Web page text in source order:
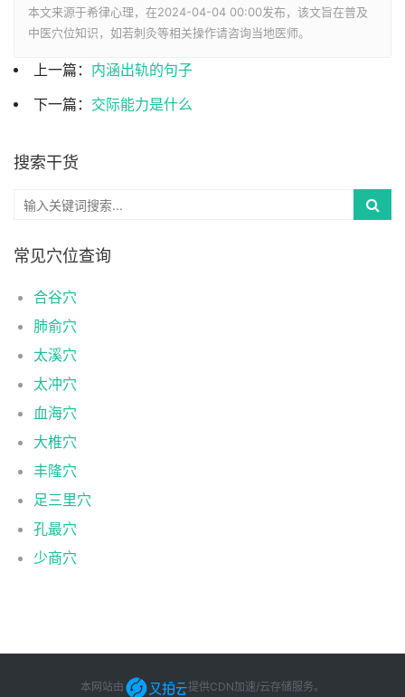
本文来源于希律心理，在2024-04-04 00:00发布，该文旨在普及
中医穴位知识，如若刺灸等相关操作请咨询当地医师。
上一篇： 内涵出轨的句子
下一篇： 交际能力是什么
搜索干货
常见穴位查询
合谷穴
肺俞穴
太溪穴
太冲穴
血海穴
大椎穴
丰隆穴
足三里穴
孔最穴
少商穴
本网站由 提供CDN加速/云存储服务。